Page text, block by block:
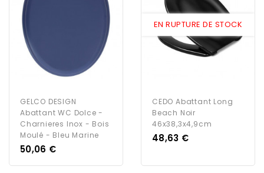
GELCO DESIGN
Abattant WC Dolce -
Charnieres Inox - Bois
Moulé - Bleu Marine
Prix
50,06 €
EN RUPTURE DE STOCK
CEDO Abattant Long
Beach Noir
46x38,3x4,9cm
Prix
48,63 €